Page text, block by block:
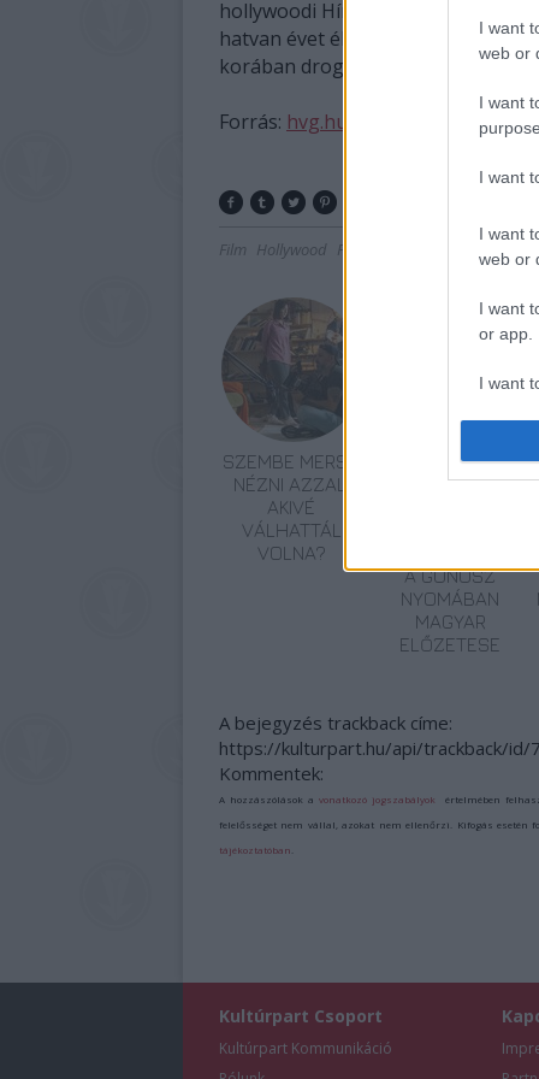
I want
web or
I want
I want
I want
web or
I want
or app.
I want
I want
hollywoodi Hírességek Sétányán
hatvan évet élt együtt, tavaly huny
korában drogtúladagolás
Forrás: hvg.hu
Film Hollywood Franciaország
SZEMBE MERSZ
NÉZNI AZZAL,
AKIVÉ
VÁLHATTÁL
VOLNA?
ERŐK ÉS
A GONOSZ
NYOMÁBAN
MAGYAR
ELŐZETESE
A bejegyzés trackback címe:
https://kulturpart.hu/api/trackback/id/
Kommentek:
A hozzászólások avonatkozó jogszabályok értelmében
felelősséget nem vállal, azokat nem ellenőrzi. Kifogás esetén
tájékoztatóban
Kultúrpart Csoport
Kultúrpart Kommunikáció